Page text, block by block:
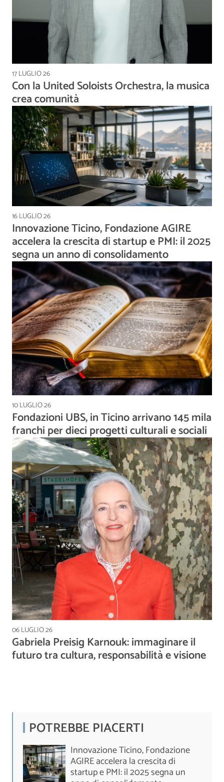
17 LUGLIO 26
Con la United Soloists Orchestra, la musica
crea comunità
16 LUGLIO 26
Innovazione Ticino, Fondazione AGIRE
accelera la crescita di startup e PMI: il 2025
segna un anno di consolidamento
10 LUGLIO 26
Fondazioni UBS, in Ticino arrivano 145 mila
franchi per dieci progetti culturali e sociali
06 LUGLIO 26
Gabriela Preisig Karnouk: immaginare il
futuro tra cultura, responsabilità e visione
POTREBBE PIACERTI
Innovazione Ticino, Fondazione
AGIRE accelera la crescita di
startup e PMI: il 2025 segna un